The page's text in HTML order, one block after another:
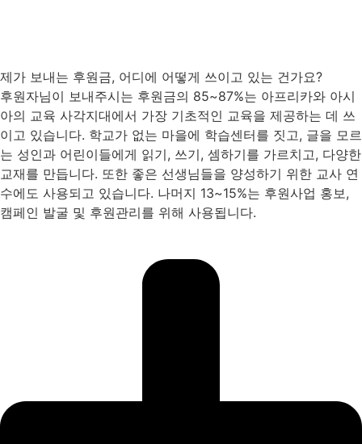
제가 보내는 후원금, 어디에 어떻게 쓰이고 있는 건가요?
후원자님이 보내주시는 후원금의 85~87%는 아프리카와 아시
아의 교육 사각지대에서 가장 기초적인 교육을 제공하는 데 쓰
이고 있습니다. 학교가 없는 마을에 학습센터를 짓고, 글을 모르
는 성인과 어린이들에게 읽기, 쓰기, 셈하기를 가르치고, 다양한
교재를 만듭니다. 또한 좋은 선생님들을 양성하기 위한 교사 연
수에도 사용되고 있습니다. 나머지 13~15%는 후원사업 홍보,
캠페인 발굴 및 후원관리를 위해 사용됩니다.